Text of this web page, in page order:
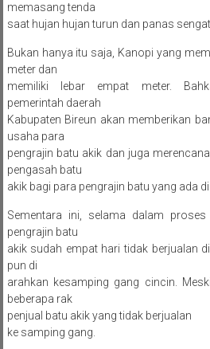
memasang tenda
saat hujan hujan turun dan panas
Bukan hanya itu saja, Kanopi yang
meter dan
memiliki lebar empat meter.
pemerintah daerah
Kabupaten Bireun akan memberikan
usaha para
pengrajin batu akik dan juga
pengasah batu
akik bagi para pengrajin batu yang ada
Sementara ini, selama dalam
pengrajin batu
akik sudah empat hari tidak berjualan
pun di
arahkan kesamping gang cincin.
beberapa rak
penjual batu akik yang tidak berjualan
ke samping gang.